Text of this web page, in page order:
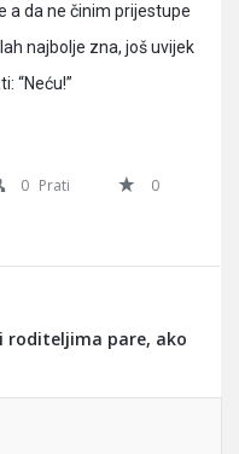
a da ne činim prijestupe
najbolje zna, još uvijek
“Neću!”
0 Prati
0
roditeljima pare, ako